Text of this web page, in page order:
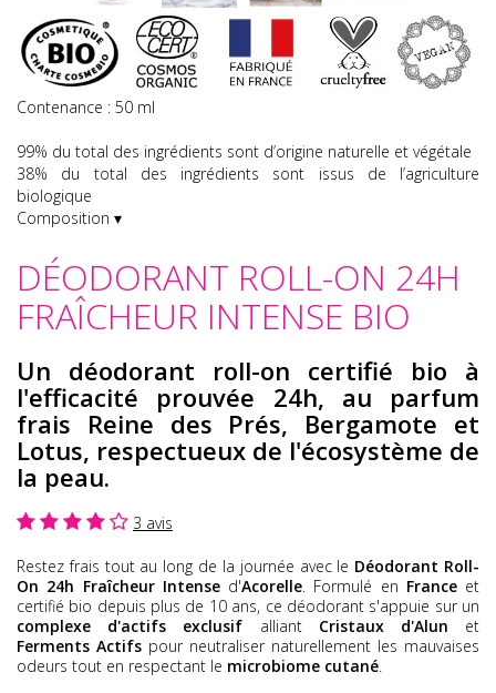
Contenance : 50 ml
99% du total des ingrédients sont d’origine naturelle et végétale
38% du total des ingrédients sont issus de l’agriculture
biologique
Composition ▾
DÉODORANT ROLL-ON 24H
FRAÎCHEUR INTENSE BIO
Un déodorant roll-on certifié bio à
l'efficacité prouvée 24h, au parfum
frais Reine des Prés, Bergamote et
Lotus, respectueux de l'écosystème de
la peau.
3 avis
Restez frais tout au long de la journée avec le Déodorant Roll-
On 24h Fraîcheur Intensed'Acorelle . Formulé en Franceet
certifié bio depuis plus de 10 ans, ce déodorant s'appuie sur un
complexe d'actifs exclusif alliant Cristaux d'Alun et
Ferments Actifs pour neutraliser naturellement les mauvaises
odeurs tout en respectant le microbiome cutané